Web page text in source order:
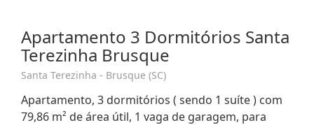
Apartamento 3 Dormitórios Santa
Terezinha Brusque
Santa Terezinha - Brusque (SC)
Apartamento, 3 dormitórios ( sendo 1 suíte ) com
79,86 m² de área útil, 1 vaga de garagem, para